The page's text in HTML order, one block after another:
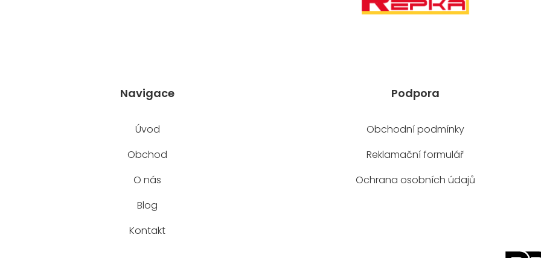
Navigace
Úvod
Obchod
O nás
Blog
Kontakt
Podpora
Obchodní podmínky
Reklamační formulář
Ochrana osobních údajů